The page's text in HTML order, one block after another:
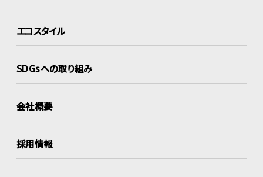
エコスタイル
SDGsへの取り組み
会社概要
採用情報